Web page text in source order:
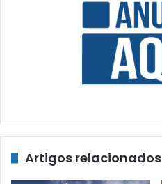
Artigos relacionados